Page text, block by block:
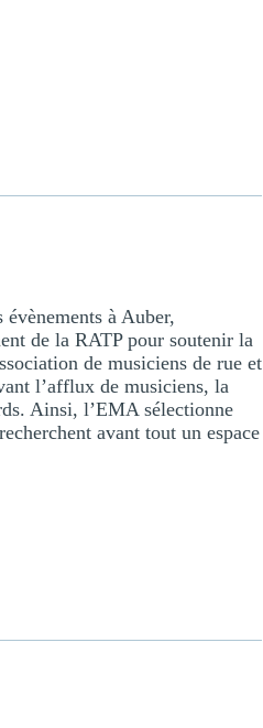
à Auber,
de la RATPpour soutenir la
de musiciens de rue et
l’afflux de musiciens, la
Ainsi, l’EMA sélectionne
avant tout un espace